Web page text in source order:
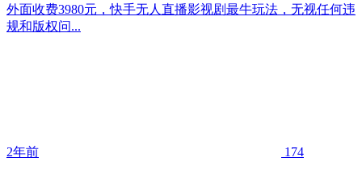
外面收费3980元，快手无人直播影视剧最牛玩法，无视任何违
规和版权问...
2年前 174